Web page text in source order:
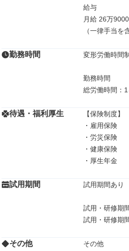
給与
月給 26万
（一律手当を
勤務時間 変形労働時間制
勤務時間
総労働時間：
待遇・福利厚生
【保険制度】
・雇用保険
・労災保険
・健康保険
・厚生年金
試用期間 試用期間あり
試用・研修期
その他
その他